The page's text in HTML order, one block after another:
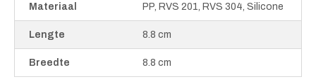
Materiaal PP, RVS 201, RVS 304, Silicone
Lengte 8.8 cm
Breedte 8.8 cm